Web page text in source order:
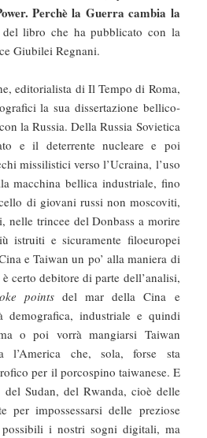
Perchè la Guerra cambia la
libro che ha pubblicato con la
Giubilei Regnani.
editorialista di Il Tempo di Roma,
la sua dissertazione bellico-
la Russia. Della Russia Sovietica
e il deterrente nucleare e poi
missilistici verso l’Ucraina, l’uso
macchina bellica industriale, fino
di giovani russi non moscoviti,
nelle trincee del Donbass a morire
istruiti e sicuramente filoeuropei
e Taiwan un po’ alla maniera di
certo debitore di parte dell’analisi,
pointsdel mar della Cina e
demografica, industriale e quindi
o poi vorrà mangiarsi Taiwan
l’America che, sola, forse sta
per il porcospino taiwanese. E
Sudan, del Rwanda, cioè delle
per impossessarsi delle preziose
i nostri sogni digitali, ma